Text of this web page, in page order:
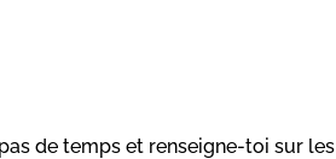
de temps et renseigne-toi sur les